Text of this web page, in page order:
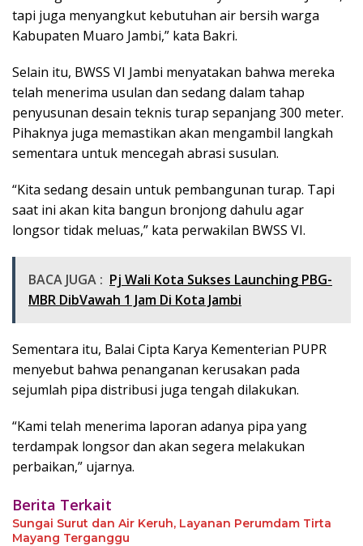
tapi juga menyangkut kebutuhan air bersih warga
Kabupaten Muaro Jambi,” kata Bakri.
Selain itu, BWSS VI Jambi menyatakan bahwa mereka
telah menerima usulan dan sedang dalam tahap
penyusunan desain teknis turap sepanjang 300 meter.
Pihaknya juga memastikan akan mengambil langkah
sementara untuk mencegah abrasi susulan.
“Kita sedang desain untuk pembangunan turap. Tapi
saat ini akan kita bangun bronjong dahulu agar
longsor tidak meluas,” kata perwakilan BWSS VI.
BACA JUGA : Pj Wali Kota Sukses Launching PBG-
MBR DibVawah 1 Jam Di Kota Jambi
Sementara itu, Balai Cipta Karya Kementerian PUPR
menyebut bahwa penanganan kerusakan pada
sejumlah pipa distribusi juga tengah dilakukan.
“Kami telah menerima laporan adanya pipa yang
terdampak longsor dan akan segera melakukan
perbaikan,” ujarnya.
Berita Terkait
Sungai Surut dan Air Keruh, Layanan Perumdam Tirta
Mayang Terganggu